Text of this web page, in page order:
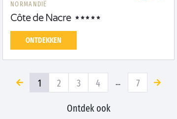
NORMANDIË
Côte de Nacre
ONTDEKKEN
1 2 3 4 … 7
Ontdek ook